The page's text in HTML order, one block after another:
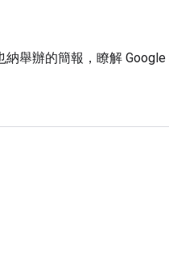
舉辦的簡報，瞭解 Google